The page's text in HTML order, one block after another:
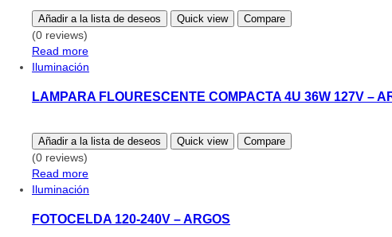
Añadir a la lista de deseos Quick view Compare
(0 reviews)
Read more
Iluminación
LAMPARA FLOURESCENTE COMPACTA 4U 36W 127V –
Añadir a la lista de deseos Quick view Compare
(0 reviews)
Read more
Iluminación
FOTOCELDA 120-240V – ARGOS